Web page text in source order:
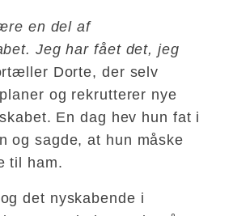
en del af
Jeg har fået det, jeg
Dorte, der selv
og rekrutterer nye
En dag hev hun fat i
og sagde, at hun måske
til ham.
det nyskabende i